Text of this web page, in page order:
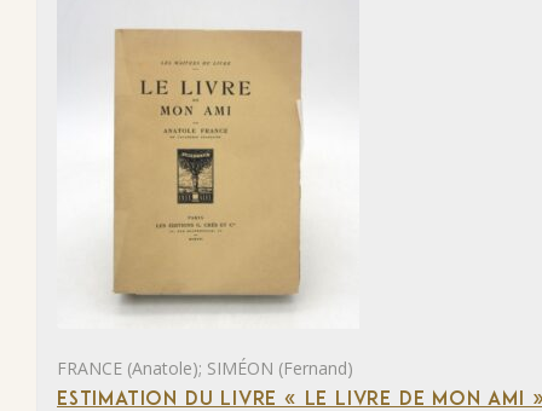
FRANCE (Anatole); SIMÉON (Fernand)
ESTIMATION DU LIVRE « LE LIVRE DE MON AMI